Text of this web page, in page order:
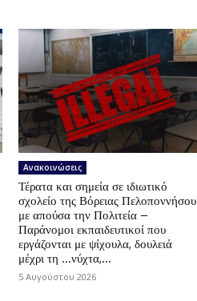
Ανακοινώσεις
Τέρατα και σημεία σε ιδιωτικό
σχολείο της Βόρειας Πελοποννήσου
με απούσα την Πολιτεία –
Παράνομοι εκπαιδευτικοί που
εργάζονται με ψίχουλα, δουλειά
μέχρι τη …νύχτα,...
5 Αυγούστου 2026